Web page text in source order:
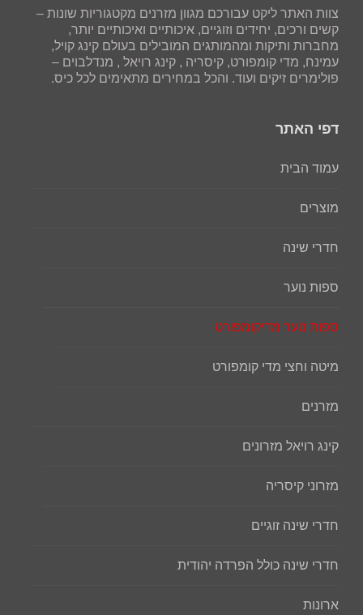
צוות האתר ליקט עבורכם מגוון מזרנים מקטגוריות שונות –
קשים ורכים, יחידים וזוגיים, איכותיים ואיכותיים יותר,
מחברות ותיקות ומהמותגים המובילים בעולם קינג קויל,
עמינח, מדי קומפורט, קיסריה , קינג רויאל , מנדלבוים –
פולימרים זיקים ועוד. והכל במחירים מתאימים לכל כיס.
דפי האתר
עמוד הבית
מוצרים
חדרי שינה
ספות נוער
ספות נוער מדיקומפורט
מיטה וחצי מדי קומפורט
מזרנים
קינג רויאל מזרונים
מזרוני קיסריה
חדרי שינה זוגיים
חדרי שינה כולל הפרדה יהודית
ארונות